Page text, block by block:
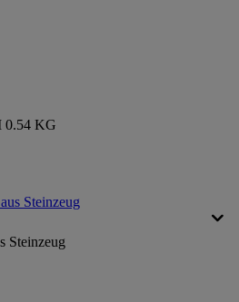
0.54 KG
Steinzeug